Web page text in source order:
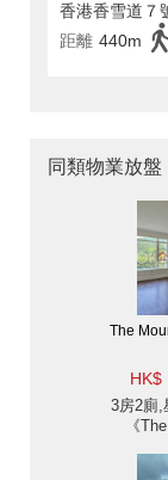
香港香雪道７
距離 440m
同類物業放盤
The
HK$
3房2廁,
《